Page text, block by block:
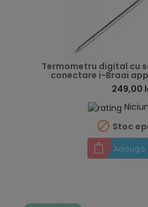
Termometru digital cu
conectare i-Braai app
249,00
 Stoc
Adaugă